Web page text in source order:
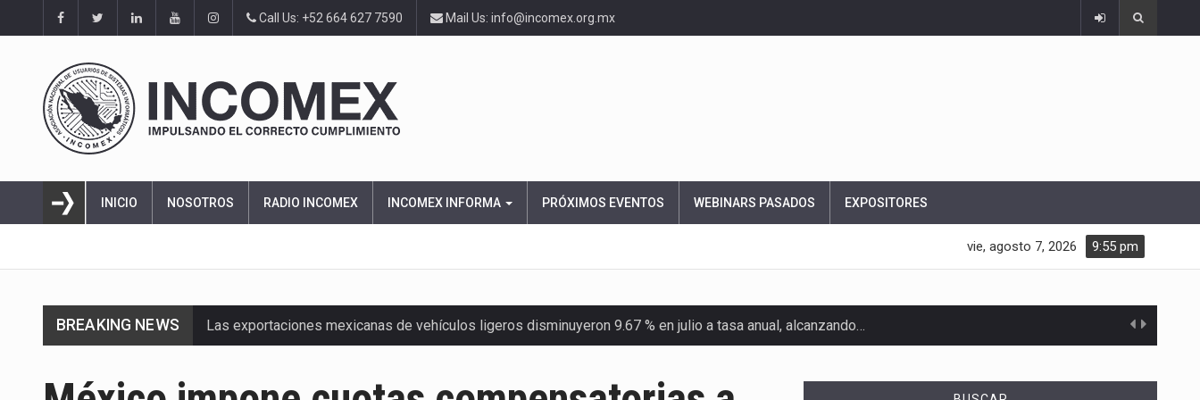
Call Us: +52 664 627 7590 Mail Us: info@incomex.org.mx
INICIO NOSOTROS RADIO INCOMEX INCOMEX INFORMA PRÓXIMOS EVENTOS WEBINARS PASADOS EXPOSITORES
9:55 pm
vie, agosto 7, 2026
BREAKING NEWS Las exportaciones mexicanas de vehículos ligeros disminuyeron 9.67 % en julio a tasa anual, alcanzando…